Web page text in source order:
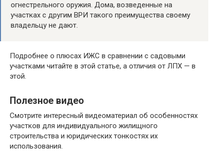
огнестрельного оружия. Дома, возведенные на
участках с другим ВРИ такого преимущества своему
владельцу не дают.
Подробнее о плюсах ИЖС в сравнении с садовыми
участками читайте в этой статье, а отличия от ЛПХ — в
этой.
Полезное видео
Смотрите интересный видеоматериал об особенностях
участков для индивидуального жилищного
строительства и юридических тонкостях их
использования.